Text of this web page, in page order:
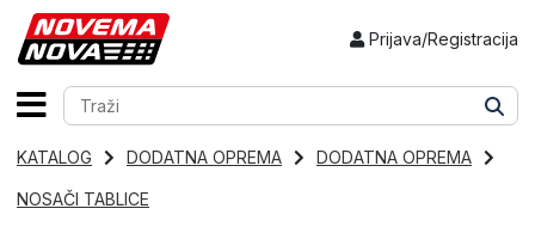
Prijava/Registracija
KATALOG DODATNA OPREMA DODATNA OPREMA
NOSAČI TABLICE